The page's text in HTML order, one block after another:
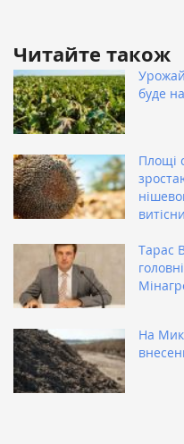
Читайте також
буде
Площі
Тарас
На